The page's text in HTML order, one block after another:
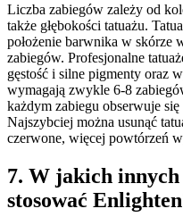
Liczba zabiegów zależy od
także głębokości tatuażu.
położenie barwnika w skórze
zabiegów. Profesjonalne
gęstość i silne pigmenty oraz
wymagają zwykle 6-8
każdym zabiegu obserwuje
Najszybciej można usunąć
czerwone, więcej powtórzeń
7. W jakich innych
stosować